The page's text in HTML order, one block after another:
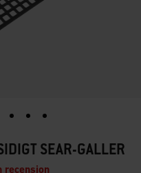
SEAR-GALLER​
recension